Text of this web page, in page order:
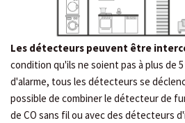
Les détecteurs peuvent être
condition qu'ils ne soient pas à plus de
d'alarme, tous les détecteurs se
possible de combiner le détecteur de
de CO sans fil ou avec des détecteurs